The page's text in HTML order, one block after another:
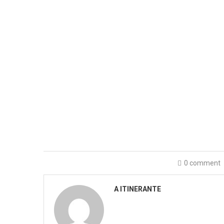
0 comment
A ITINERANTE